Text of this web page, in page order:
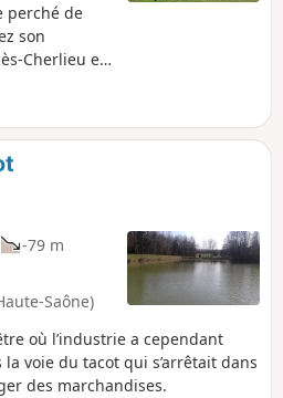
perché de
son
Cherlieu et
longent
d une
qui
Vous y
son passé
la
-79 m
Saône)
où l’industrie a cependant
voie du tacot qui s’arrêtait dans
des marchandises.